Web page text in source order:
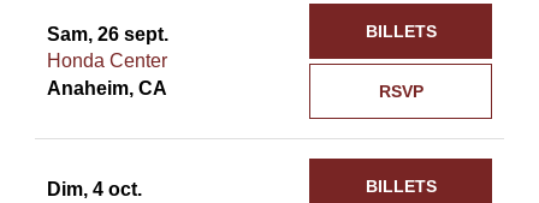
Sam, 26 sept.
Honda Center
Anaheim, CA
RSVP
BILLETS
Dim, 4 oct.
BILLETS